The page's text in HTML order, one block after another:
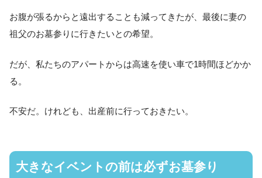
お腹が張るからと遠出することも減ってきたが、最後に妻の
祖父のお墓参りに行きたいとの希望。
だが、私たちのアパートからは高速を使い車で1時間ほどかか
る。
不安だ。けれども、出産前に行っておきたい。
大きなイベントの前は必ずお墓参り